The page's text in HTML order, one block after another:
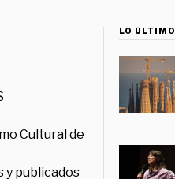
Cultural de
y publicados
LO ÚLTIMO